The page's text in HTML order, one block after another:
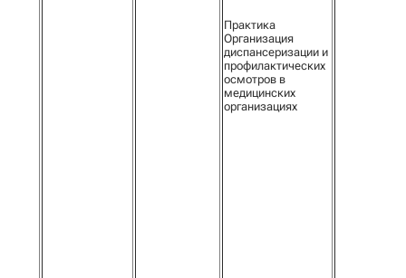
Практика
Организация
диспансеризации и
профилактических
осмотров в
медицинских
организациях